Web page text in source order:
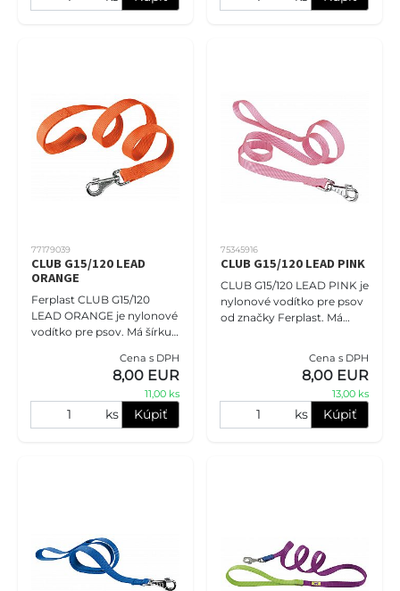
77179039
CLUB G15/120 LEAD
ORANGE
Ferplast CLUB G15/120
LEAD ORANGE je nylonové
vodítko pre psov. Má šírku
vodítko je vyrobené z
pevného nylonu a je
Cena s DPH
8,00 EUR
11,00 ks
ks Kúpiť
75345916
CLUB G15/120 LEAD PINK
CLUB G15/120 LEAD PINK je
nylonové vodítko pre psov
od značky Ferplast. Má
vodítko je vyrobené z nylon
Cena s DPH
8,00 EUR
13,00 ks
ks Kúpiť